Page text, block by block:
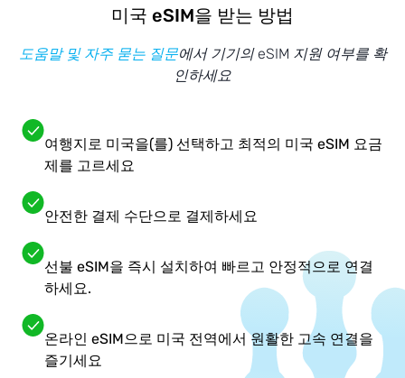
미국 eSIM을 받는 방법
도움말 및 자주 묻는 질문에서 기기의 eSIM 지원 여부를 확
인하세요
여행지로 미국을(를) 선택하고 최적의 미국 eSIM 요금
제를 고르세요
안전한 결제 수단으로 결제하세요
선불 eSIM을 즉시 설치하여 빠르고 안정적으로 연결
하세요.
온라인 eSIM으로 미국 전역에서 원활한 고속 연결을
즐기세요